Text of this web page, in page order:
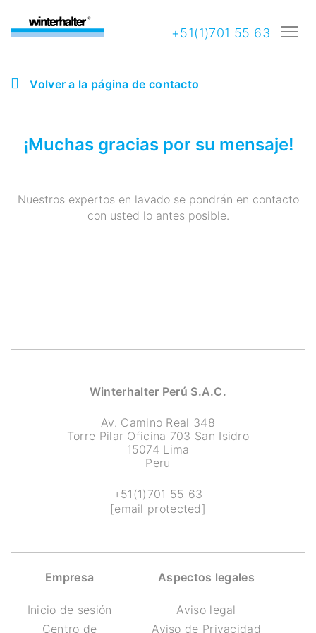
+51(1)701 55 63
Volver a la página de contacto
¡Muchas gracias por su mensaje!
Nuestros expertos en lavado se pondrán en contacto
con usted lo antes posible.
Winterhalter Perú S.A.C.
Av. Camino Real 348
Torre Pilar Oficina 703 San Isidro
15074 Lima
Peru
+51(1)701 55 63
[email protected]
Empresa
Inicio de sesión
Centro de
Aspectos legales
Aviso legal
Aviso de Privacidad